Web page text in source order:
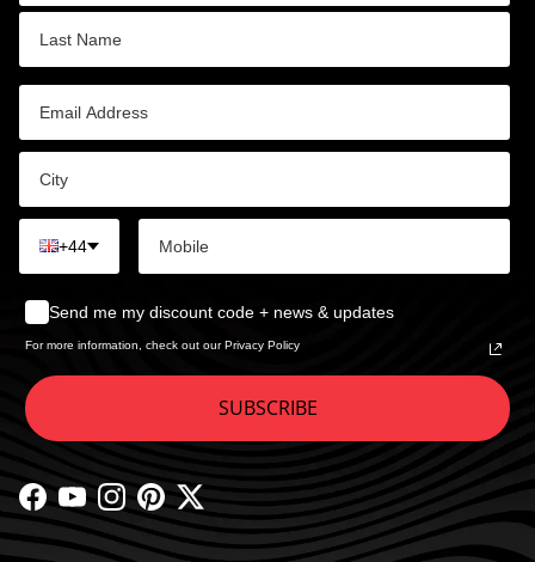
+44
Send me my discount code + news & updates
For more information, check out our Privacy Policy
SUBSCRIBE
Facebook
YouTubeInstagram
PinterestTwitter